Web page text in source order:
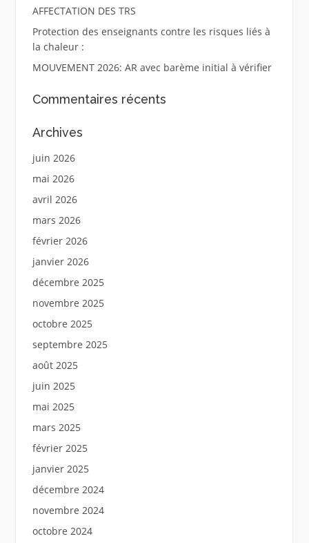
AFFECTATION DES TRS
Protection des enseignants contre les risques liés à
la chaleur :
MOUVEMENT 2026: AR avec barème initial à vérifier
Commentaires récents
Archives
juin 2026
mai 2026
avril 2026
mars 2026
février 2026
janvier 2026
décembre 2025
novembre 2025
octobre 2025
septembre 2025
août 2025
juin 2025
mai 2025
mars 2025
février 2025
janvier 2025
décembre 2024
novembre 2024
octobre 2024